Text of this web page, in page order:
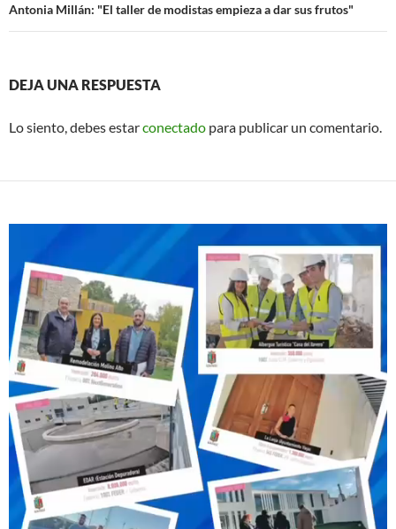
Antonia Millán: "El taller de modistas empieza a dar sus frutos"
DEJA UNA RESPUESTA
Lo siento, debes estarconectado para publicar un comentario.